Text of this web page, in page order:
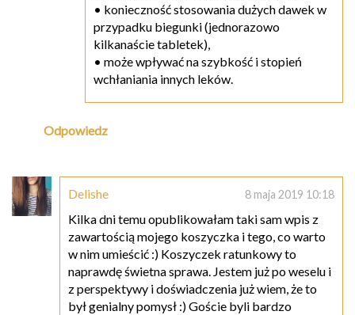
• konieczność stosowania dużych dawek w
przypadku biegunki (jednorazowo
kilkanaście tabletek),
• może wpływać na szybkość i stopień
wchłaniania innych leków.
Odpowiedz
Delishe 8 maja 2019 10:18
Kilka dni temu opublikowałam taki sam wpis z
zawartością mojego koszyczka i tego, co warto
w nim umieścić :) Koszyczek ratunkowy to
naprawdę świetna sprawa. Jestem już po weselu i
z perspektywy i doświadczenia już wiem, że to
był genialny pomysł :) Goście byli bardzo